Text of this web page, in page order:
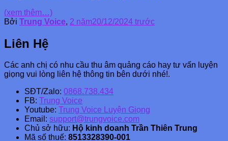
(xem thêm…)
Bởi Trung Voice, 2 năm20/12/2024 trước
Liên Hệ
Các anh chị có nhu cầu thu âm quảng cáo hay tư vấn luyện
giọng vui lòng liên hệ thông tin bên dưới nhé!.
SĐT/Zalo: 0868.738.434
FB:
Trung Voice
Youtube:
Trung Voice Luyện Giọng
Email: support@trungvoice.com
Chủ sở hữu: Hộ kinh doanh Trần Thiên Trung
Mã số thuế: 8513328390-001